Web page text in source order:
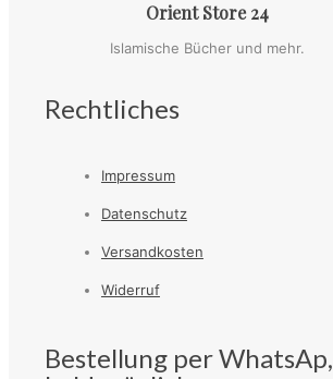
Orient Store 24
Islamische Bücher und mehr.
Rechtliches
Impressum
Datenschutz
Versandkosten
Widerruf
Bestellung per WhatsAp,